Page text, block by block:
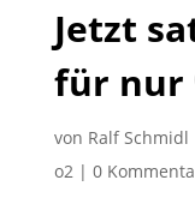
Jetzt
für nur
von Ralf Schmidl
o2| 0